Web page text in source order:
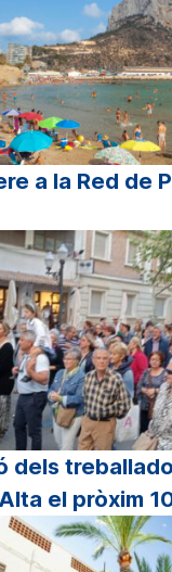
a la Red de
dels
el pròxim